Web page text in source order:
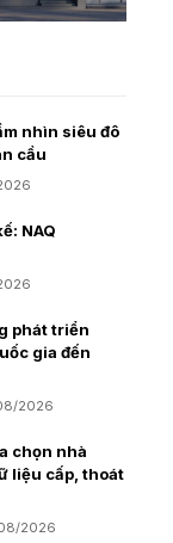
nhìn siêu đô
cầu
NAQ
phát triển
gia đến
2026
chọn nhà
liệu cấp, thoát
2026